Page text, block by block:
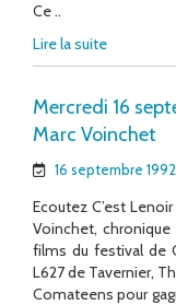
Ce ..
Lire la suite
Mercredi 16
Marc Voinchet
16 septembre 1992
Ecoutez C’est
Voinchet,
films du festival de
L627 de Tavernier,
Comateens pour